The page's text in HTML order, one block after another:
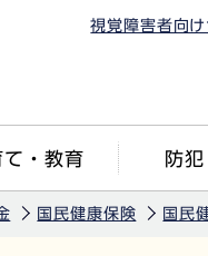
視覚障害者向け
て・教育 防
国民健康保険 国民